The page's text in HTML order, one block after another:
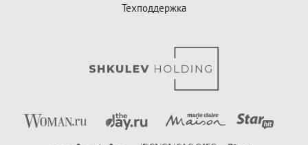
Техподдержка